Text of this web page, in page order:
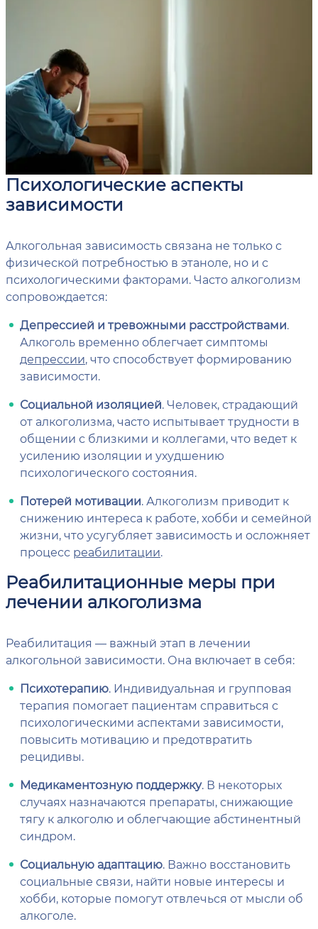
Психологические аспекты
зависимости
Алкогольная зависимость связана не только с
физической потребностью в этаноле, но и с
психологическими факторами. Часто алкоголизм
сопровождается:
Депрессией и тревожными расстройствами.
Алкоголь временно облегчает симптомы
депрессии, что способствует формированию
зависимости.
Социальной изоляцией. Человек, страдающий
от алкоголизма, часто испытывает трудности в
общении с близкими и коллегами, что ведет к
усилению изоляции и ухудшению
психологического состояния.
Потерей мотивации. Алкоголизм приводит к
снижению интереса к работе, хобби и семейной
жизни, что усугубляет зависимость и осложняет
процесс реабилитации.
Реабилитационные меры при
лечении алкоголизма
Реабилитация — важный этап в лечении
алкогольной зависимости. Она включает в себя:
Психотерапию. Индивидуальная и групповая
терапия помогает пациентам справиться с
психологическими аспектами зависимости,
повысить мотивацию и предотвратить
рецидивы.
Медикаментозную поддержку. В некоторых
случаях назначаются препараты, снижающие
тягу к алкоголю и облегчающие абстинентный
синдром.
Социальную адаптацию. Важно восстановить
социальные связи, найти новые интересы и
хобби, которые помогут отвлечься от мысли об
алкоголе.